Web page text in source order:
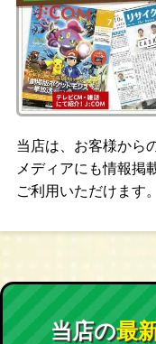
当店は、お客様から
メディアにも情報掲
ご利用いただけます。
当店の最